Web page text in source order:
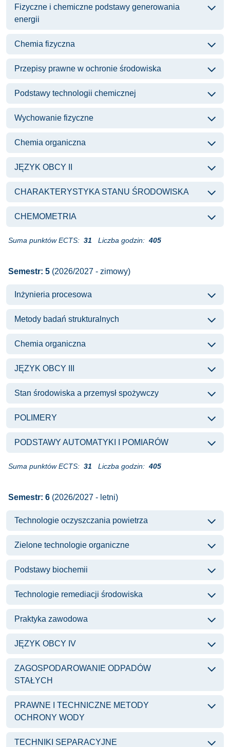
Fizyczne i chemiczne podstawy generowania
energii
Chemia fizyczna
Przepisy prawne w ochronie środowiska
Podstawy technologii chemicznej
Wychowanie fizyczne
Chemia organiczna
JĘZYK OBCY II
CHARAKTERYSTYKA STANU ŚRODOWISKA
CHEMOMETRIA
Suma punktów ECTS: 31 Liczba godzin: 405
Semestr: 5 (2026/2027 - zimowy)
Inżynieria procesowa
Metody badań strukturalnych
Chemia organiczna
JĘZYK OBCY III
Stan środowiska a przemysł spożywczy
POLIMERY
PODSTAWY AUTOMATYKI I POMIARÓW
Suma punktów ECTS: 31 Liczba godzin: 405
Semestr: 6 (2026/2027 - letni)
Technologie oczyszczania powietrza
Zielone technologie organiczne
Podstawy biochemii
Technologie remediacji środowiska
Praktyka zawodowa
JĘZYK OBCY IV
ZAGOSPODAROWANIE ODPADÓW
STAŁYCH
PRAWNE I TECHNICZNE METODY
OCHRONY WODY
TECHNIKI SEPARACYJNE